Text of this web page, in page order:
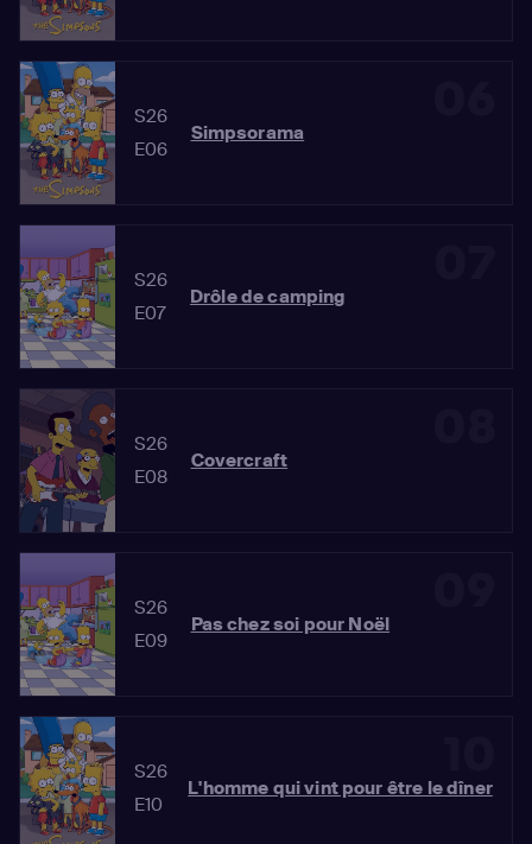
S26
E06
Simpsorama
S26
E07
Drôle de camping
S26
E08
Covercraft
S26
E09
Pas chez soi pour Noël
S26
E10
L'homme qui vint pour être le dîner